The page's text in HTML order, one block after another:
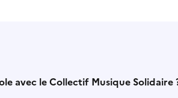
avec le Collectif Musique Solidaire